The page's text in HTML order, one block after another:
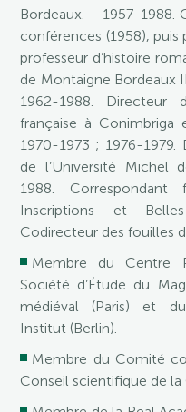
Bordeaux. – 1957-1988.
conférences (1958), puis
professeur d’histoire
de Montaigne Bordeaux
1962-1988. Directeur
française à
1970-1973 ; 1976-1979.
de l’Université Michel
1988. Correspondant
Inscriptions et
Codirecteur des fouilles
Membre du Centre
Société d’Étude du
médiéval (Paris) et
Institut (Berlin).
Membre du Comité
Conseil scientifique de la